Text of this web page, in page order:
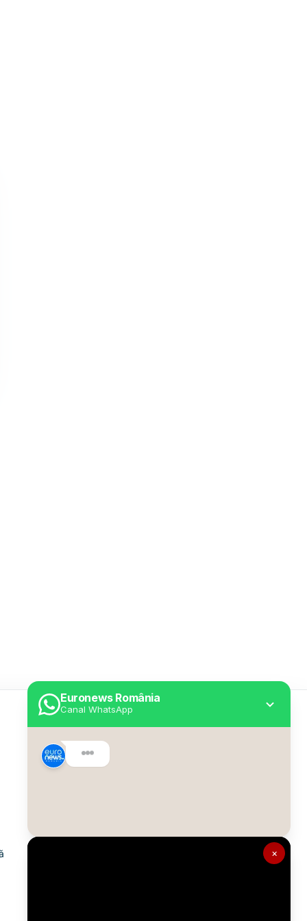
×
Euronews România
Canal WhatsApp
Despre Euronews